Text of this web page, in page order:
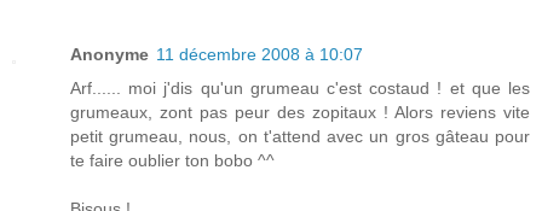
Anonyme 11 décembre 2008 à 10:07
Arf...... moi j'dis qu'un grumeau c'est costaud ! et que les
grumeaux, zont pas peur des zopitaux ! Alors reviens vite
petit grumeau, nous, on t'attend avec un gros gâteau pour
te faire oublier ton bobo ^^